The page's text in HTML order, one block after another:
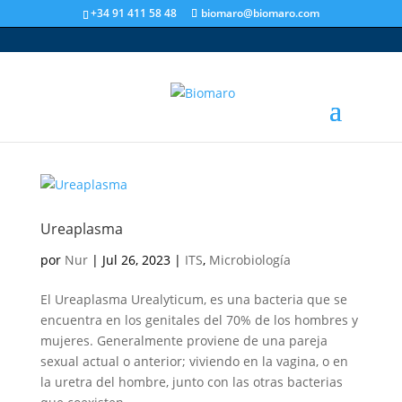
+34 91 411 58 48 biomaro@biomaro.com
Ureaplasma
por Nur| Jul 26, 2023| ITS, Microbiología
El Ureaplasma Urealyticum, es una bacteria que se
encuentra en los genitales del 70% de los hombres y
mujeres. Generalmente proviene de una pareja
sexual actual o anterior; viviendo en la vagina, o en
la uretra del hombre, junto con las otras bacterias